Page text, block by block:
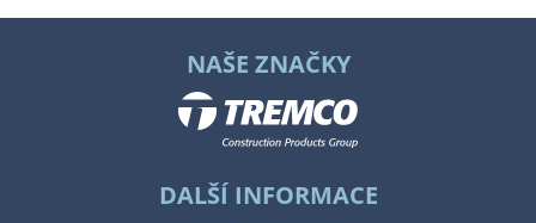
NAŠE ZNAČKY
DALŠÍ INFORMACE